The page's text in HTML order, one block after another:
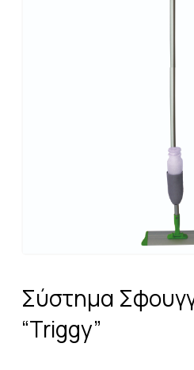
Σύστημα
“Triggy”